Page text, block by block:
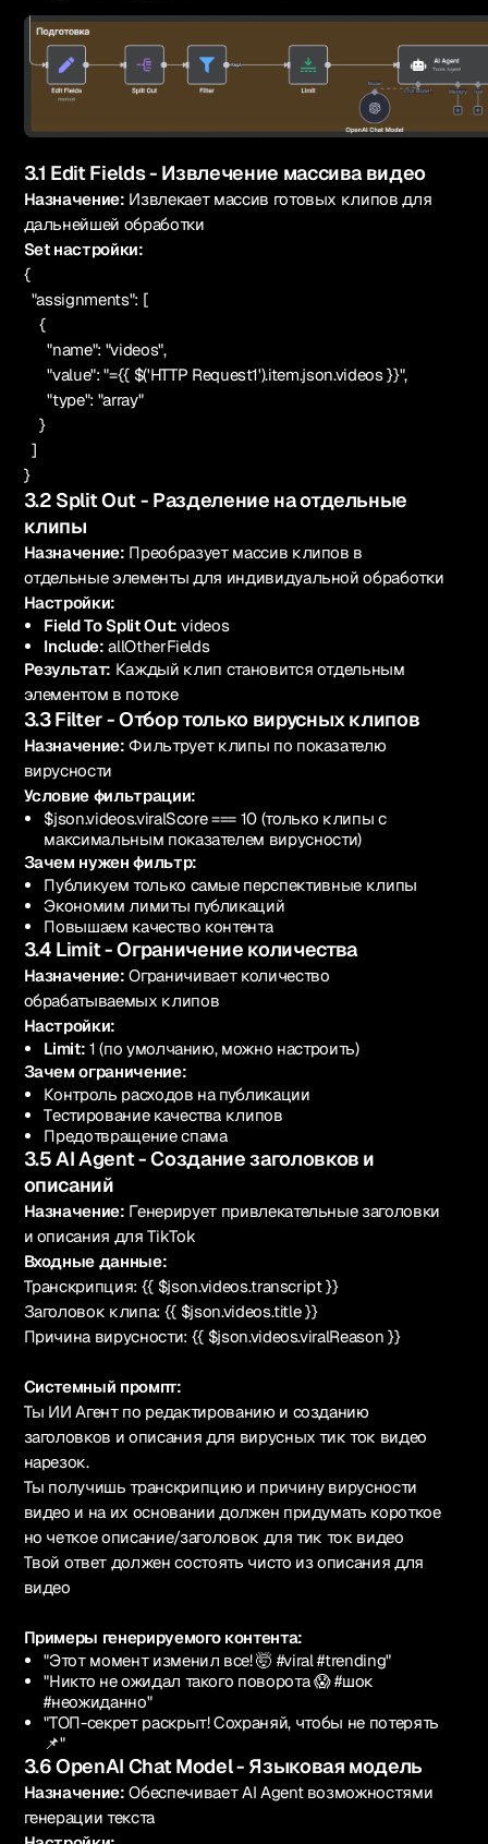
3.1 Edit Fields - Извлечение массива видео
Назначение: Извлекает массив готовых клипов для
дальнейшей обработки
Set настройки:
{
"assignments": [
{
"name": "videos",
"value": "={{ $('HTTP Request1').item.json.videos }}",
"type": "array"
}
]
}
3.2 Split Out - Разделение на отдельные
клипы
Назначение: Преобразует массив клипов в
отдельные элементы для индивидуальной обработки
Настройки:
Field To Split Out: videos
Include: allOtherFields
Результат: Каждый клип становится отдельным
элементом в потоке
3.3 Filter - Отбор только вирусных клипов
Назначение: Фильтрует клипы по показателю
вирусности
Условие фильтрации:
$json.videos.viralScore === 10 (только клипы с
максимальным показателем вирусности)
Зачем нужен фильтр:
Публикуем только самые перспективные клипы
Экономим лимиты публикаций
Повышаем качество контента
3.4 Limit - Ограничение количества
Назначение: Ограничивает количество
обрабатываемых клипов
Настройки:
Limit: 1 (по умолчанию, можно настроить)
Зачем ограничение:
Контроль расходов на публикации
Тестирование качества клипов
Предотвращение спама
3.5 AI Agent - Создание заголовков и
описаний
Назначение: Генерирует привлекательные заголовки
и описания для TikTok
Входные данные:
Транскрипция: {{ $json.videos.transcript }}
Заголовок клипа: {{ $json.videos.title }}
Причина вирусности: {{ $json.videos.viralReason }}
Системный промпт:
Ты ИИ Агент по редактированию и созданию
заголовков и описания для вирусных тик ток видео
нарезок.
Ты получишь транскрипцию и причину вирусности
видео и на их основании должен придумать короткое
но четкое описание/заголовок для тик ток видео
Твой ответ должен состоять чисто из описания для
видео
Примеры генерируемого контента:
"Этот момент изменил все! 🤯 #viral #trending"
"Никто не ожидал такого поворота 😱 #шок
#неожиданно"
"ТОП-секрет раскрыт! Сохраняй, чтобы не потерять
📌"
3.6 OpenAI Chat Model - Языковая модель
Назначение: Обеспечивает AI Agent возможностями
генерации текста